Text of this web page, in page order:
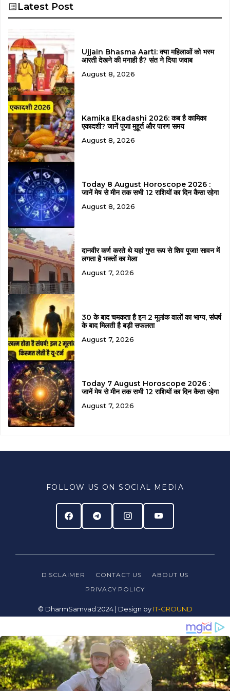
Latest Post
Ujjain Bhasma Aarti: क्या महिलाओं को भस्म
आरती देखने की मनाही है? संत ने दिया जवाब
August 8, 2026
Kamika Ekadashi 2026: कब है कामिका
एकादशी? जानें पूजा मुहूर्त और पारण समय
August 8, 2026
Today 8 August Horoscope 2026 :
जानें मेष से मीन तक सभी 12 राशियों का दिन कैसा रहेगा
August 8, 2026
दानवीर कर्ण करते थे यहां गुप्त रूप से शिव पूजा! सावन में
लगता है भक्तों का मेला
August 7, 2026
30 के बाद चमकता है इन 2 मूलांक वालों का भाग्य, संघर्ष
के बाद मिलती है बड़ी सफलता
August 7, 2026
Today 7 August Horoscope 2026 :
जानें मेष से मीन तक सभी 12 राशियों का दिन कैसा रहेगा
August 7, 2026
FOLLOW US ON SOCIAL MEDIA
DISCLAIMER CONTACT US
ABOUT US
PRIVACY POLICY
© DharmSamvad 2024 | Design byIT-GROUND